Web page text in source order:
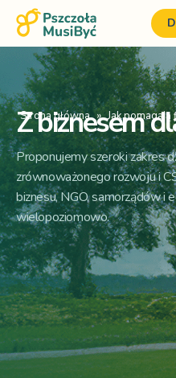
Strona główna » Jak pomagają
Z biznesem
Proponujemy szeroki zakres
zrównoważonego rozwoju i
biznesu, NGO, samorządów i
wielopoziomowo.